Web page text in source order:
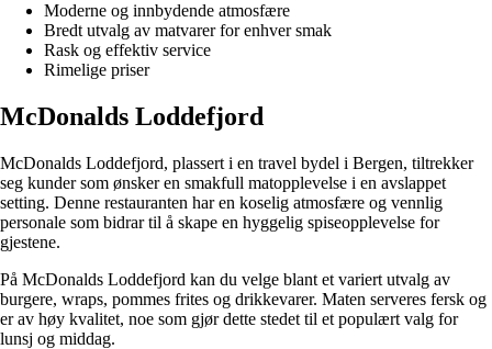
Moderne og innbydende atmosfære
Bredt utvalg av matvarer for enhver smak
Rask og effektiv service
Rimelige priser
McDonalds Loddefjord
McDonalds Loddefjord, plassert i en travel bydel i Bergen, tiltrekker
seg kunder som ønsker en smakfull matopplevelse i en avslappet
setting. Denne restauranten har en koselig atmosfære og vennlig
personale som bidrar til å skape en hyggelig spiseopplevelse for
gjestene.
På McDonalds Loddefjord kan du velge blant et variert utvalg av
burgere, wraps, pommes frites og drikkevarer. Maten serveres fersk og
er av høy kvalitet, noe som gjør dette stedet til et populært valg for
lunsj og middag.